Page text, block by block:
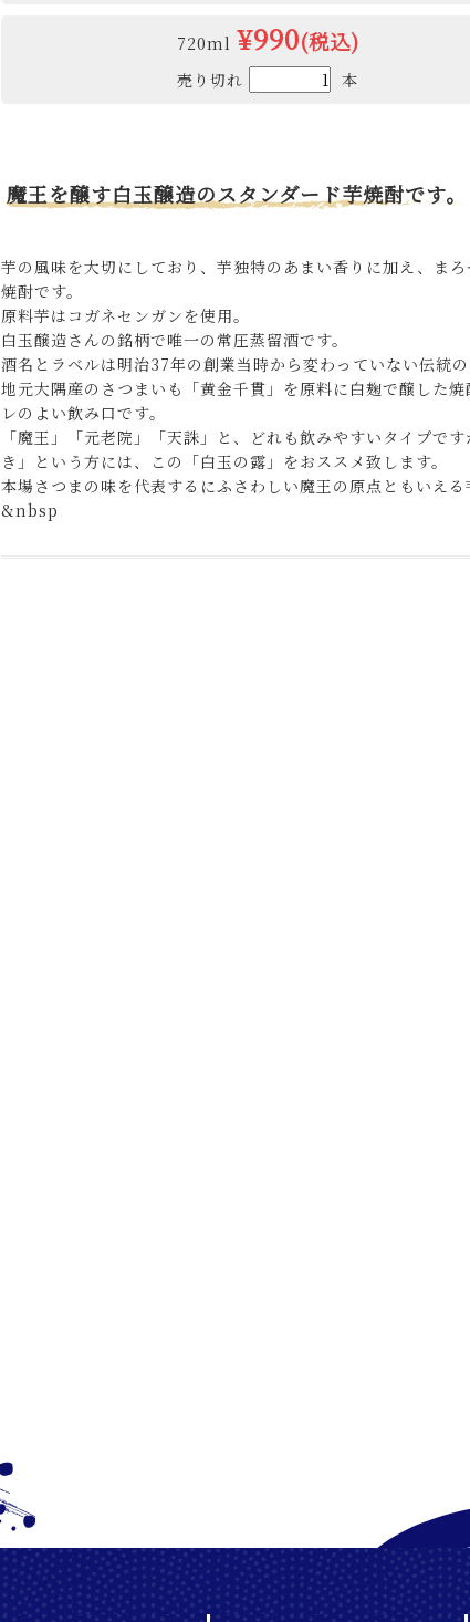
720ml ¥990(税込)
売り切れ 本
魔王を醸す白玉醸造のスタンダード芋焼酎です。
芋の風味を大切にしており、芋独特のあまい香りに加え、ま
焼酎です。
原料芋はコガネセンガンを使用。
白玉醸造さんの銘柄で唯一の常圧蒸留酒です。
酒名とラベルは明治37年の創業当時から変わっていない伝統
地元大隅産のさつまいも「黄金千貫」を原料に白麹で醸した
レのよい飲み口です。
「魔王」「元老院」「天誅」と、どれも飲みやすいタイプで
き」という方には、この「白玉の露」をおススメ致します。
本場さつまの味を代表するにふさわしい魔王の原点ともいえ
&nbsp